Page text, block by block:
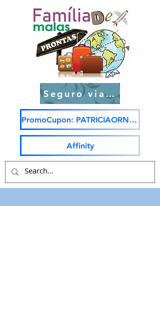
PromoCupon: PATRICIAORNELAS5
Seguro viagem
Affinity